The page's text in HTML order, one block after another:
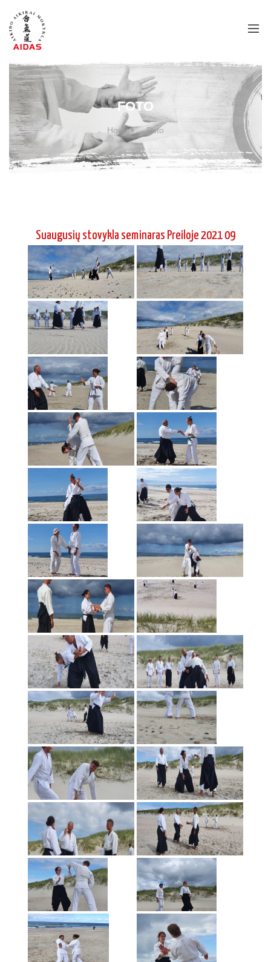
Suaugusių stovykla seminaras Preiloje 2021 09
2020 metai